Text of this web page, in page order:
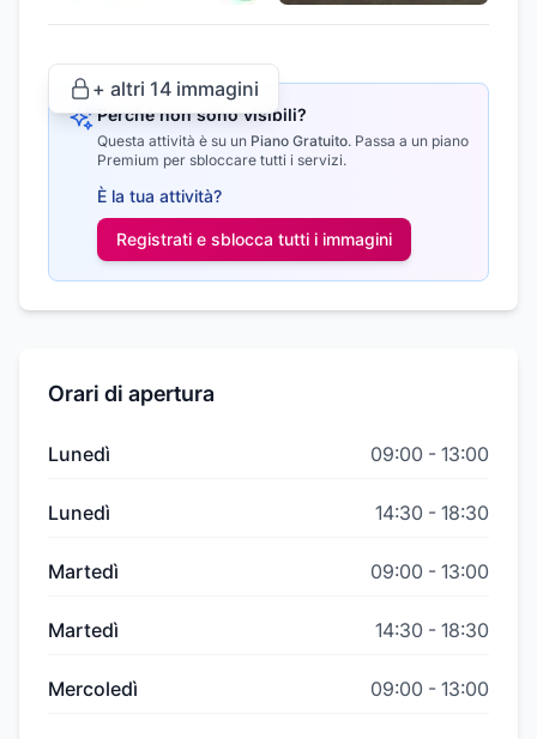
+ altri 14 immagini
Perché non sono visibili?
Questa attività è su un Piano Gratuito. Passa a un piano
Premium per sbloccare tutti i servizi.
È la tua attività?
Registrati e sblocca tutti i immagini
Orari di apertura
Lunedì 09:00 - 13:00
Lunedì 14:30 - 18:30
Martedì 09:00 - 13:00
Martedì 14:30 - 18:30
Mercoledì 09:00 - 13:00